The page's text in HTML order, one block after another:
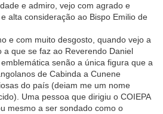
e admiro, vejo com agrado e
alta consideração ao Bispo Emilio de
e com muito desgosto, quando vejo a
a que se faz ao Reverendo Daniel
senão a única figura que a
de Cabinda a Cunene
do país (deiam me um nome
Uma pessoa que dirigiu o COIEPA
mesmo a ser sondado como o